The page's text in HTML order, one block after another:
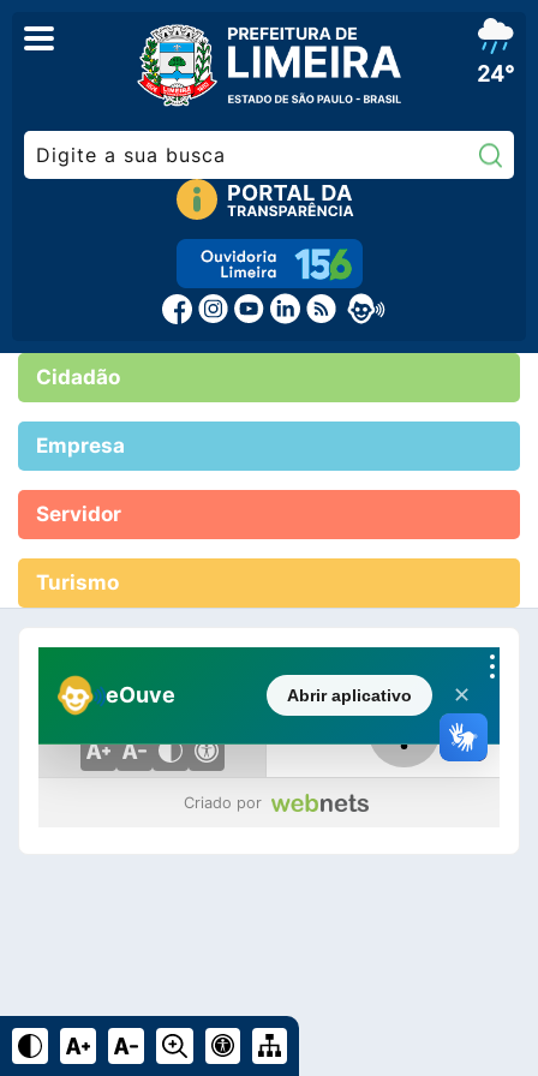
24°
Cidadão
Empresa
Servidor
Turismo